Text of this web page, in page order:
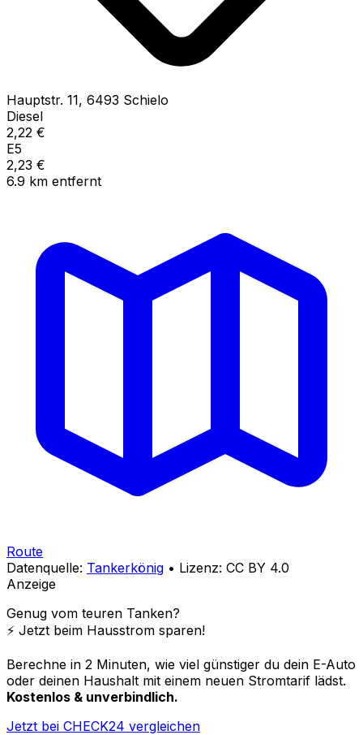
Hauptstr. 11, 6493 Schielo
Diesel
2,22 €
E5
2,23 €
6.9 km entfernt
Route
Datenquelle: Tankerkönig • Lizenz: CC BY 4.0
Anzeige
Genug vom teuren Tanken?
⚡️ Jetzt beim Hausstrom sparen!
Berechne in 2 Minuten, wie viel günstiger du dein E-Auto
oder deinen Haushalt mit einem neuen Stromtarif lädst.
Kostenlos & unverbindlich.
Jetzt bei CHECK24 vergleichen